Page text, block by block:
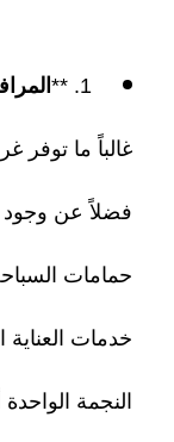
1. **
غالباً ما توفر
فضلاً عن وجود
حمامات
خدمات العناية
النجمة